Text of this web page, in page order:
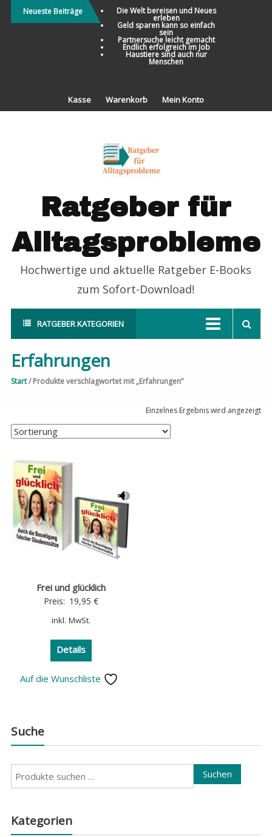
Direkt
zum
Neueste Beiträge Die Welt bereisen und Neues
erleben
Geld sparen kann so einfach
sein
Partnersuche leicht gemacht
Endlich erfolgreich im Job
Haustiere sind auch nur
Menschen
Kasse Warenkorb Mein Konto
Ratgeber für
Alltagsprobleme
Hochwertige und aktuelle Ratgeber E-Books
zum Sofort-Download!
RATGEBER KATEGORIEN
Erfahrungen
Start/ Produkte verschlagwortet mit „Erfahrungen“
Einzelnes Ergebnis wird angezeigt
Frei und glücklich
Preis: 19,95 €
inkl. MwSt.
Details
Auf die Wunschliste
Suche
Suchen
nach:
Suchen
Kategorien